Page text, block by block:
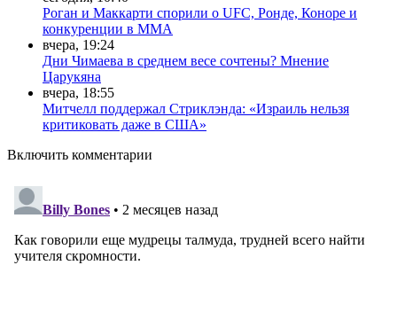
Роган и Маккарти спорили о UFC, Ронде, Коноре и
конкуренции в ММА
вчера, 19:24
Дни Чимаева в среднем весе сочтены? Мнение
Царукяна
вчера, 18:55
Митчелл поддержал Стриклэнда: «Израиль нельзя
критиковать даже в США»
Включить комментарии